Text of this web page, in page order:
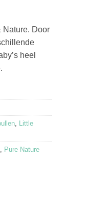
Nature. Door
heel
, Little
, Pure Nature